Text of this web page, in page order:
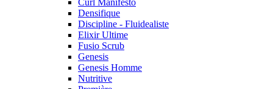
Curl Manifesto
Densifique
Discipline - Fluidealiste
Elixir Ultime
Fusio Scrub
Genesis
Genesis Homme
Nutritive